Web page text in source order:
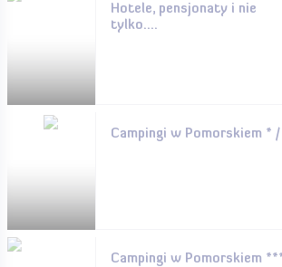
Hotele, pensjonaty i nie
tylko....
Campingi w Pomorskiem *
Campingi w Pomorskiem